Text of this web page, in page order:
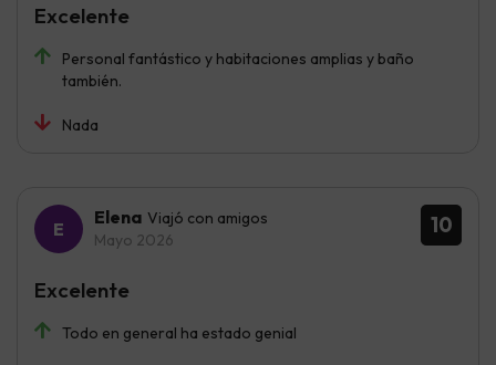
Personal fantástico y habitaciones amplias y baño
también.
Nada
Excelente
10
Elena Viajó con amigos
Mayo 2026
Todo en general ha estado genial
Excelente